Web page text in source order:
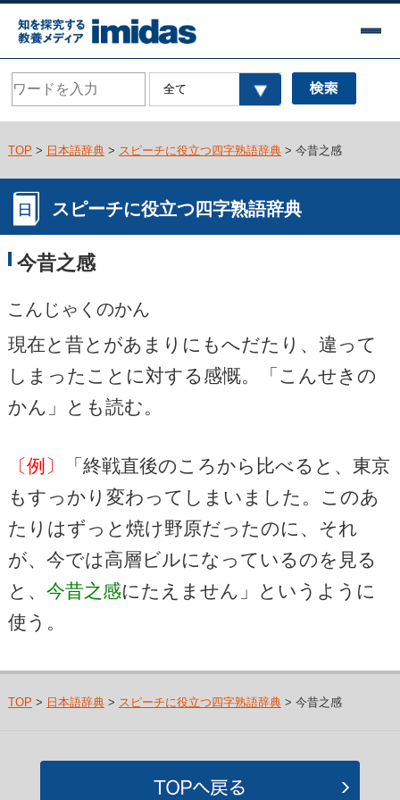
TOP > 日本語辞典> スピーチに役立つ四字熟語辞典> 今昔之感
スピーチに役立つ四字熟語辞典
今昔之感
こんじゃくのかん
現在と昔とがあまりにもへだたり、違って
しまったことに対する感慨。「こんせきの
かん」とも読む。
〔例〕
「終戦直後のころから比べると、東京
もすっかり変わってしまいました。このあ
たりはずっと焼け野原だったのに、それ
が、今では高層ビルになっているのを見る
と、 今昔之感にたえません」というように
使う。
TOP > 日本語辞典> スピーチに役立つ四字熟語辞典> 今昔之感